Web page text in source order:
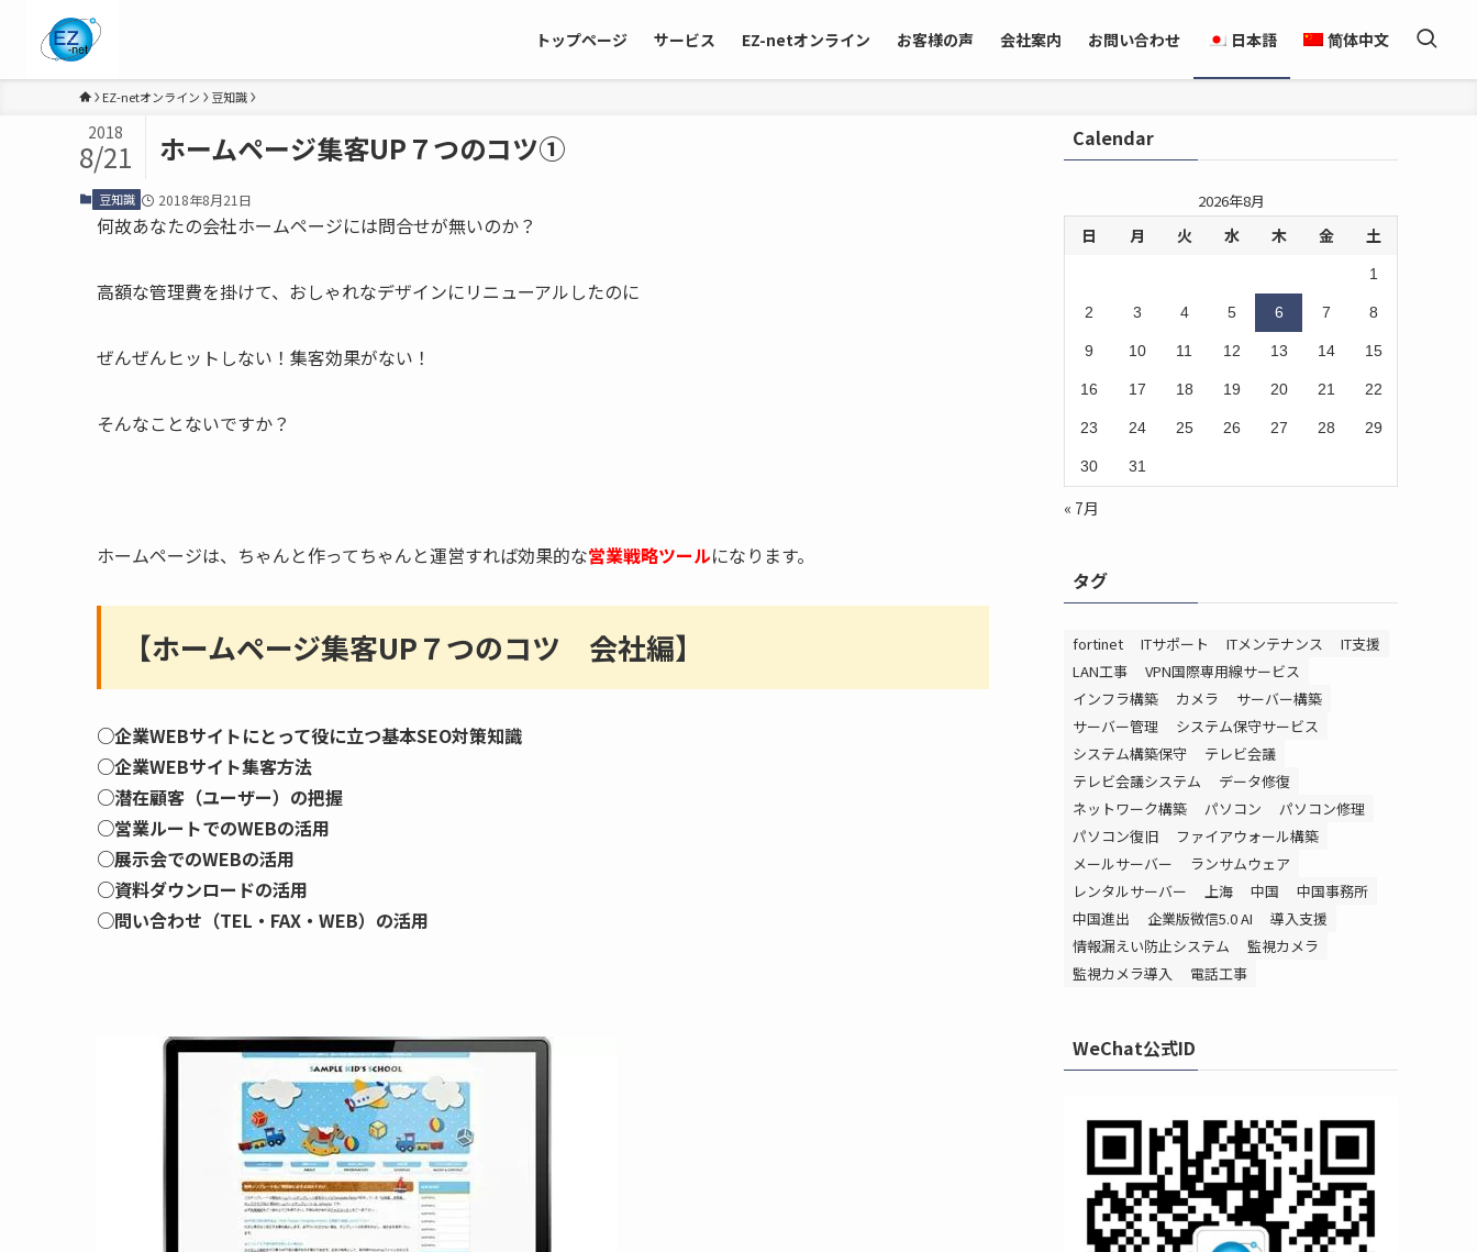
トップページ サービス EZ-netオンライン お客様の声 会社案内 お問い合わせ 日本語 简体中文
EZ-netオンライン 豆知識
ホームページ集客UP７つのコツ①
2018
8/21
豆知識 2018年8月21日
何故あなたの会社ホームページには問合せが無いのか？
高額な管理費を掛けて、おしゃれなデザインにリニューアルしたのに
ぜんぜんヒットしない！集客効果がない！
そんなことないですか？
ホームページは、ちゃんと作ってちゃんと運営すれば効果的な営業戦略ツールになります。
【ホームページ集客UP７つのコツ 会社編】
○企業WEBサイトにとって役に立つ基本SEO対策知識
○企業WEBサイト集客方法
○潜在顧客（ユーザー）の把握
○営業ルートでのWEBの活用
○展示会でのWEBの活用
○資料ダウンロードの活用
○問い合わせ（TEL・FAX・WEB）の活用
Calendar
2026年8月
日 月 火 水 木 金 土
1
2 3 4 5 6 7 8
9 10 11 12 13 14 15
16 17 18 19 20 21 22
23 24 25 26 27 28 29
30 31
« 7月
タグ
fortinet ITサポート ITメンテナンス
IT支援
LAN工事
VPN国際専用線サービス
インフラ構築
カメラ
サーバー構築
サーバー管理
システム保守サービス
システム構築保守
テレビ会議
テレビ会議システム
データ修復
ネットワーク構築
パソコン
パソコン修理
パソコン復旧
ファイアウォール構築
メールサーバー
ランサムウェア
レンタルサーバー
上海 中国
中国事務所
中国進出
企業版微信5.0 AI
導入支援
情報漏えい防止システム
監視カメラ
監視カメラ導入
電話工事
WeChat公式ID